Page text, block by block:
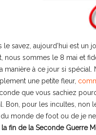
le savez, aujourd’hui est un
nous sommes le 8 mai et
manière à ce jour si
une petite fleur,
que vous sachiez
Bon, pour les incultes, non
monde de foot ou de je
la fin de la Seconde Guerre